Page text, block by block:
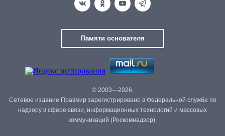
Памяти основателя
© 2003—2026.
Сетевое издание Правмир зарегистрировано в Федеральной службе по
надзору в сфере связи, информационных технологий и массовых
коммуникаций (Роскомнадзор).